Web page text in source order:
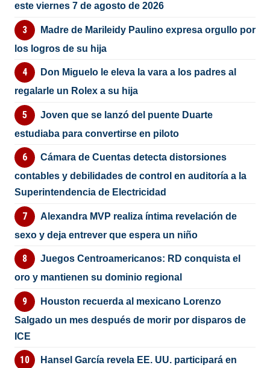
este viernes 7 de agosto de 2026
Madre de Marileidy Paulino expresa orgullo por
los logros de su hija
Don Miguelo le eleva la vara a los padres al
regalarle un Rolex a su hija
Joven que se lanzó del puente Duarte
estudiaba para convertirse en piloto
Cámara de Cuentas detecta distorsiones
contables y debilidades de control en auditoría a la
Superintendencia de Electricidad
Alexandra MVP realiza íntima revelación de
sexo y deja entrever que espera un niño
Juegos Centroamericanos: RD conquista el
oro y mantienen su dominio regional
Houston recuerda al mexicano Lorenzo
Salgado un mes después de morir por disparos de
ICE
Hansel García revela EE. UU. participará en